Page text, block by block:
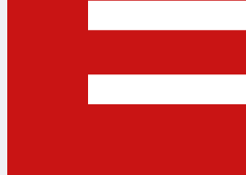
খেলাধুলা
লাইফস্টাইল